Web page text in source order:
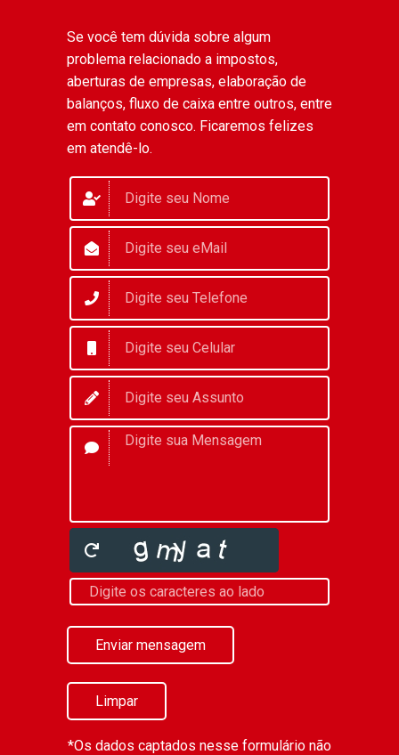
Se você tem dúvida sobre algum
problema relacionado a impostos,
aberturas de empresas, elaboração de
balanços, fluxo de caixa entre outros, entre
em contato conosco. Ficaremos felizes
em atendê-lo.
Enviar mensagem
Limpar
*Os dados captados nesse formulário não